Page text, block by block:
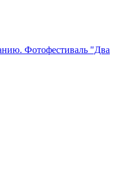
Фотофестиваль "Два